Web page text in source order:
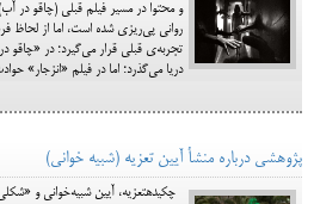
و محتوا در مسیر فیلم قبلی (چاقو در
روانی پی‌ریزی شده است، اما از لحاظ
تجربه‌ی قبلی قرار می‌گیرد؛ در «چاقو
دریا می‌گذرد؛ اما در فیلم «انزجار»
پژوهشی درباره منشأ آیین تعزیه (شبیه خوانی)
چکیدهتعزیه، آیین شبیه‌خوانی و